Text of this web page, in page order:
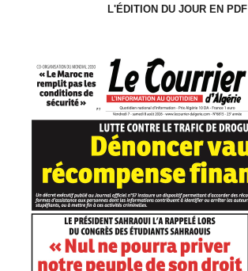
L'ÉDITION DU JOUR EN PDF